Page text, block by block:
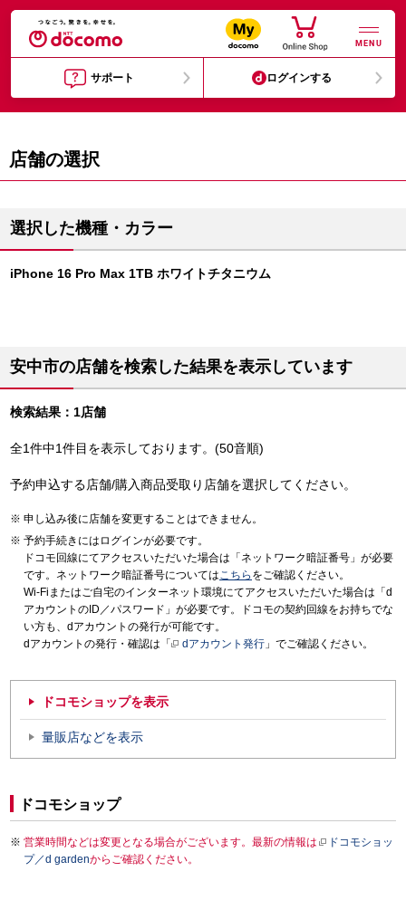
MENU
サポート ログインする
店舗の選択
選択した機種・カラー
iPhone 16 Pro Max 1TB ホワイトチタニウム
安中市の店舗を検索した結果を表示しています
検索結果：1店舗
全1件中1件目を表示しております。(50音順)
予約申込する店舗/購入商品受取り店舗を選択してください。
申し込み後に店舗を変更することはできません。
予約手続きにはログインが必要です。
ドコモ回線にてアクセスいただいた場合は「ネットワーク暗証番号」が必要
です。ネットワーク暗証番号についてはこちら をご確認ください。
Wi-Fiまたはご自宅のインターネット環境にてアクセスいただいた場合は「d
アカウントのID／パスワード」が必要です。ドコモの契約回線をお持ちでな
い方も、dアカウントの発行が可能です。
dアカウントの発行・確認は「
dアカウント発行 」でご確認ください。
ドコモショップを表示
量販店などを表示
ドコモショップ
営業時間などは変更となる場合がございます。最新の情報は
ドコモショッ
プ／d gardenからご確認ください。